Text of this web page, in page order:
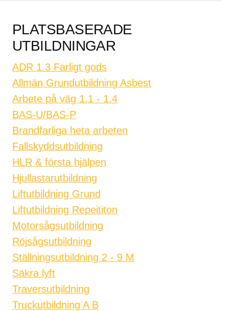
PLATSBASERADE
UTBILDNINGAR
ADR 1.3 Farligt gods
Allmän Grundutbildning Asbest
Arbete på väg 1.1 - 1.4
BAS-U/BAS-P
Brandfarliga heta arbeten
Fallskyddsutbildning
HLR & första hjälpen
Hjullastarutbildning
Liftutbildning Grund
Liftutbildning Repeititon
Motorsågsutbildning
Röjsågsutbildning
Ställningsutbildning 2 - 9 M
Säkra lyft
Traversutbildning
Truckutbildning A B